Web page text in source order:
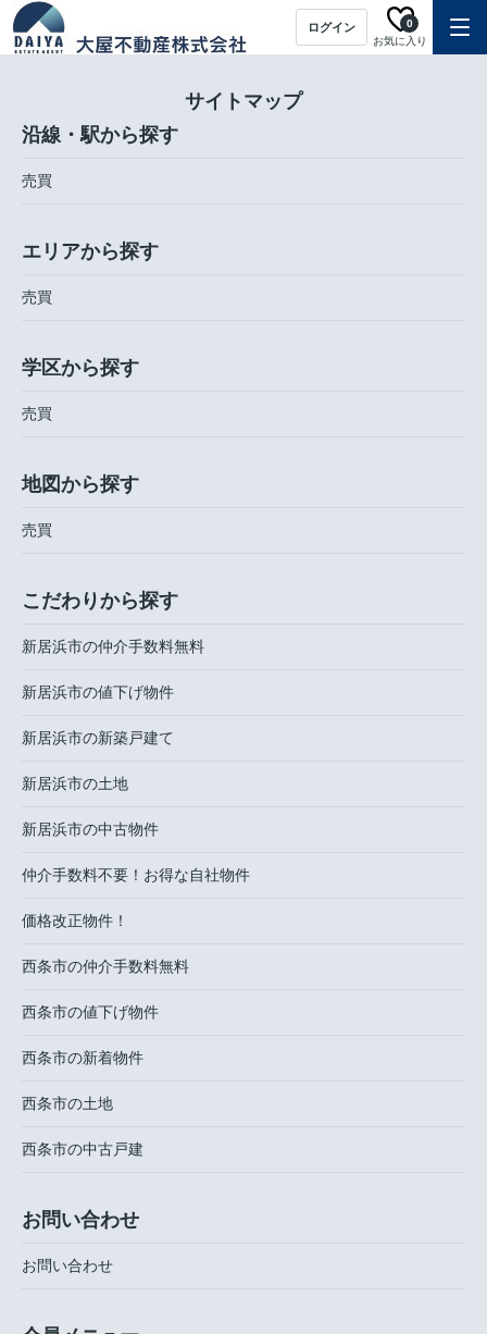
ログイン
お気に入り
0
サイトマップ
沿線・駅から探す
売買
エリアから探す
売買
学区から探す
売買
地図から探す
売買
こだわりから探す
新居浜市の仲介手数料無料
新居浜市の値下げ物件
新居浜市の新築戸建て
新居浜市の土地
新居浜市の中古物件
仲介手数料不要！お得な自社物件
価格改正物件！
西条市の仲介手数料無料
西条市の値下げ物件
西条市の新着物件
西条市の土地
西条市の中古戸建
お問い合わせ
お問い合わせ